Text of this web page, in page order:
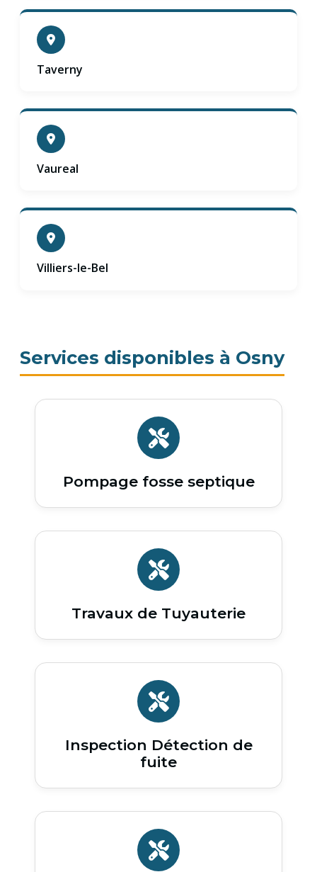
Taverny
Vaureal
Villiers-le-Bel
Services disponibles à Osny
Pompage fosse septique
Travaux de Tuyauterie
Inspection Détection de
fuite